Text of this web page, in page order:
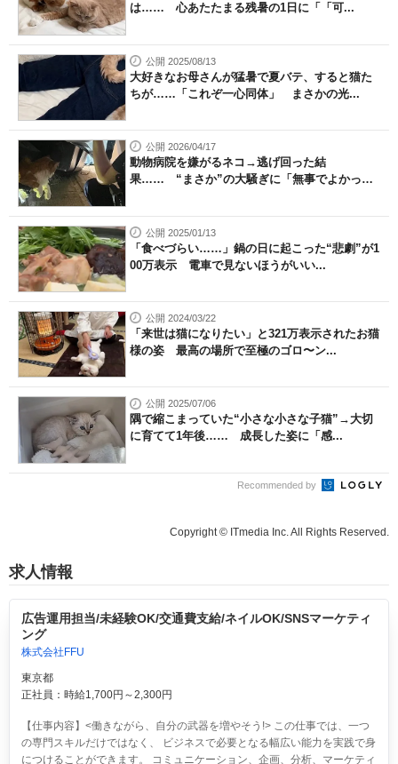
は…… 心あたたまる残暑の1日に「「可...
公開 2025/08/13
大好きなお母さんが猛暑で夏バテ、すると猫た
ちが……「これぞ一心同体」 まさかの光...
公開 2026/04/17
動物病院を嫌がるネコ→逃げ回った結
果…… “まさか”の大騒ぎに「無事でよかっ
公開 2025/01/13
「食べづらい……」鍋の日に起こった“悲劇”が1
00万表示 電車で見ないほうがいい...
公開 2024/03/22
「来世は猫になりたい」と321万表示されたお猫
様の姿 最高の場所で至極のゴロ〜ン...
公開 2025/07/06
隅で縮こまっていた“小さな小さな子猫”→大切
に育てて1年後…… 成長した姿に「感...
Recommended by
Copyright © ITmedia Inc. All Rights Reserved.
求人情報
広告運用担当/未経験OK/交通費支給/ネイルOK/SNSマーケティ
ング
株式会社FFU
東京都
正社員：時給1,700円～2,300円
【仕事内容】<働きながら、自分の武器を増やそう!> この仕事では、一つ
の専門スキルだけではなく、 ビジネスで必要となる幅広い能力を実践で身
につけることができます。 コミュニケーション、企画、分析、マーケティ